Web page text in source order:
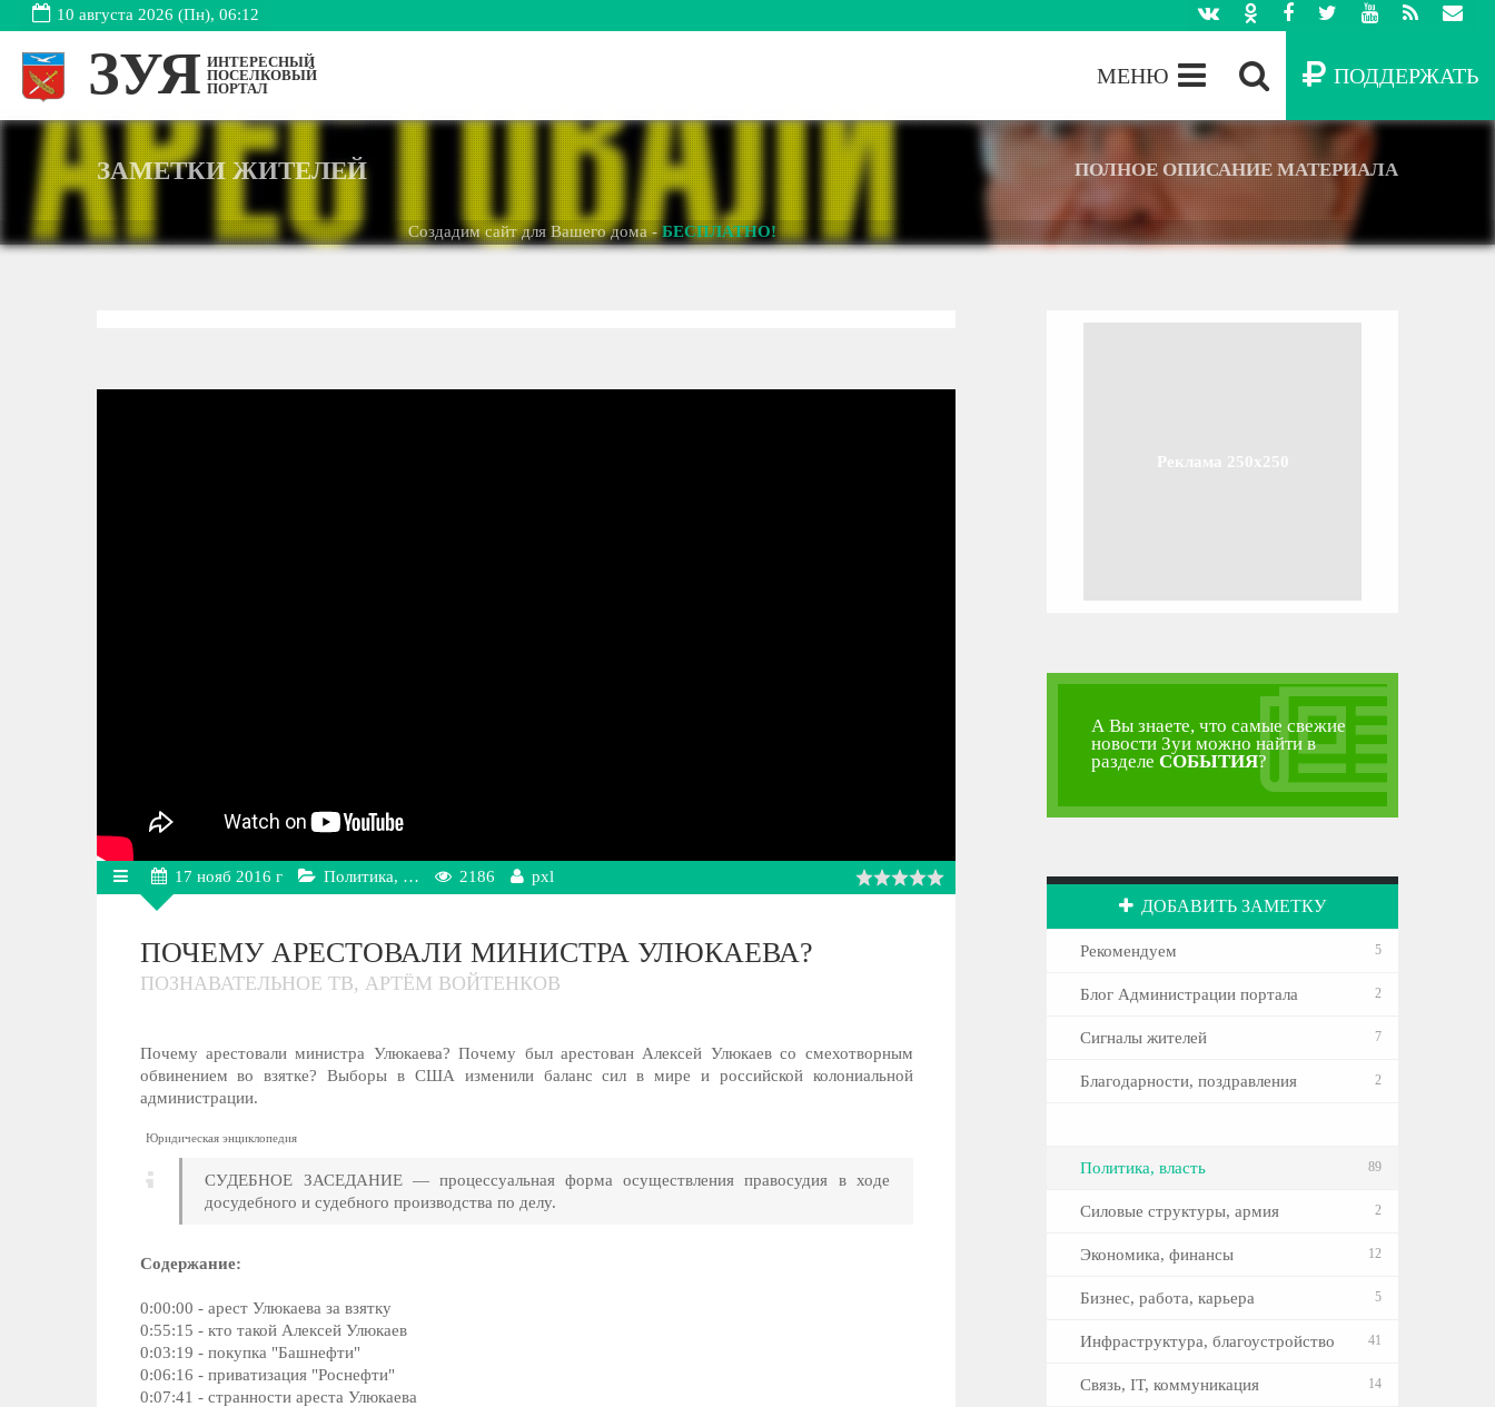
10 августа 2026 (Пн), 06:12
ЗУЯ ИНТЕРЕСНЫЙ
ПОСЕЛКОВЫЙ
ПОРТАЛ
ПОДДЕРЖАТЬ
МЕНЮ
ЗАМЕТКИ ЖИТЕЛЕЙ ПОЛНОЕ ОПИСАНИЕ МАТЕРИАЛА
Создадим сайт для Вашего дома -БЕСПЛАТНО!
17 нояб 2016 г Политика, … 2186 pxl
ПОЧЕМУ АРЕСТОВАЛИ МИНИСТРА УЛЮКАЕВА?
ПОЗНАВАТЕЛЬНОЕ ТВ, АРТЁМ ВОЙТЕНКОВ
Почему арестовали министра Улюкаева? Почему был арестован Алексей Улюкаев со смехотворным
обвинением во взятке? Выборы в США изменили баланс сил в мире и российской колониальной
администрации.
Юридическая энциклопедия
СУДЕБНОЕ ЗАСЕДАНИЕ — процессуальная форма осуществления правосудия в ходе
досудебного и судебного производства по делу.
Содержание:
0:00:00 - арест Улюкаева за взятку
0:55:15 - кто такой Алексей Улюкаев
0:03:19 - покупка "Башнефти"
0:06:16 - приватизация "Роснефти"
0:07:41 - странности ареста Улюкаева
Реклама 250x250
А Вы знаете, что самые свежие
новости Зуи можно найти в
разделеСОБЫТИЯ?
ДОБАВИТЬ ЗАМЕТКУ
Рекомендуем 5
Блог Администрации портала 2
Сигналы жителей 7
Благодарности, поздравления 2
Политика, власть 89
Силовые структуры, армия 2
Экономика, финансы 12
Бизнес, работа, карьера 5
Инфраструктура, благоустройство 41
Связь, IT, коммуникация 14